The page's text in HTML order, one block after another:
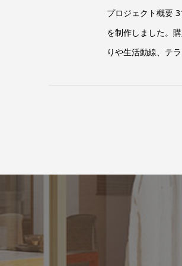
プロジェクト概要
を制作しました。
りや生活動線、テ